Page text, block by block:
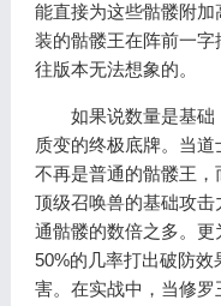
能直接为这些骷髅附
装的骷髅王在阵前一
往版本无法想象的。
如果说数量是基础，
质变的终极底牌。当
不再是普通的骷髅王，
顶级召唤兽的基础攻
通骷髅的数倍之多。
50%的几率打出破防
害。在实战中，当修罗